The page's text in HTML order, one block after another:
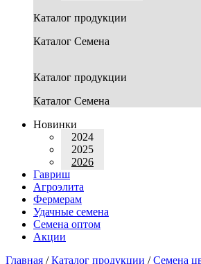
Каталог продукции
Каталог Семена
Каталог продукции
Каталог Семена
Новинки
2024
2025
2026
Гавриш
Агроэлита
Фермерам
Удачные семена
Семена оптом
Акции
Главная /Каталог продукции /Семена